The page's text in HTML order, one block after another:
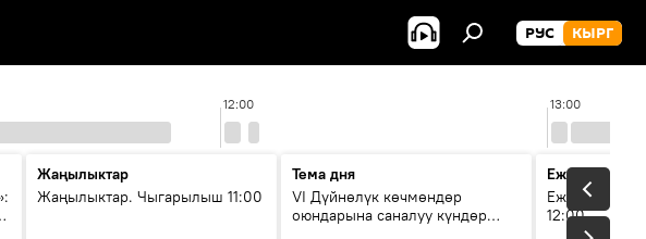
РУС КЫРГ
12:00 13:00
Жаңылыктар
Жаңылыктар. Чыгарылыш 11:00
Тема дня
VI Дүйнөлүк көчмөндөр
оюндарына саналуу күндөр
Ежедневные
Ежедневные
12:00